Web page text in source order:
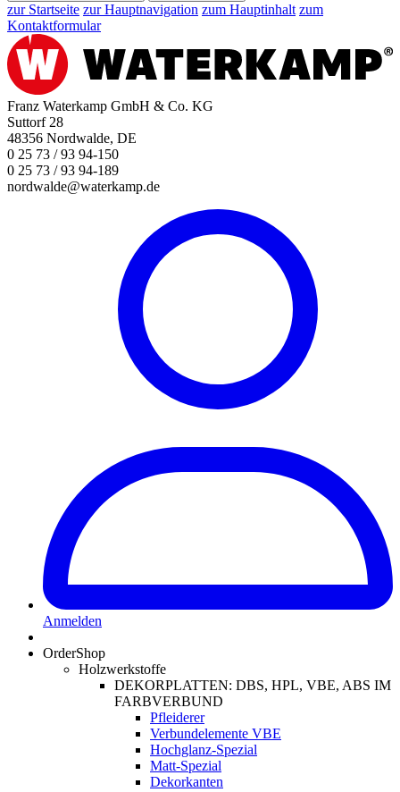
zur Startseite zur Hauptnavigation zum Hauptinhalt zum
Kontaktformular
Franz Waterkamp GmbH & Co. KG
Suttorf 28
48356 Nordwalde, DE
0 25 73 / 93 94-150
0 25 73 / 93 94-189
nordwalde@waterkamp.de
Anmelden
OrderShop
Holzwerkstoffe
DEKORPLATTEN: DBS, HPL, VBE, ABS IM
FARBVERBUND
Pfleiderer
Verbundelemente VBE
Hochglanz-Spezial
Matt-Spezial
Dekorkanten